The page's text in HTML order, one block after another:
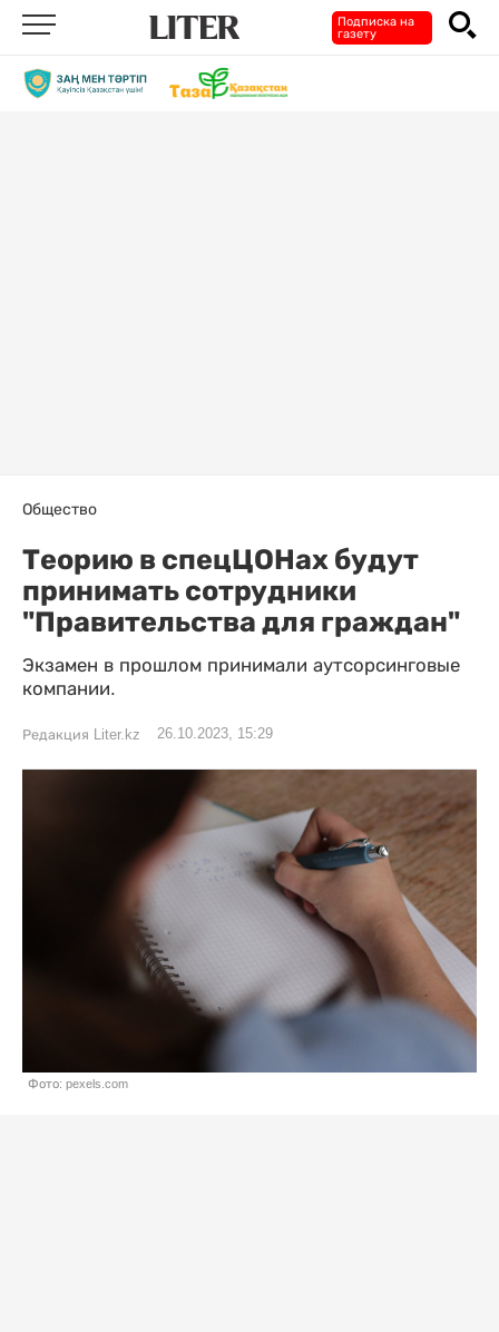
Подписка на
газету
Общество
Теорию в спецЦОНах будут
принимать сотрудники
"Правительства для граждан"
Экзамен в прошлом принимали аутсорсинговые
компании.
Редакция Liter.kz 26.10.2023, 15:29
Фото: pexels.com